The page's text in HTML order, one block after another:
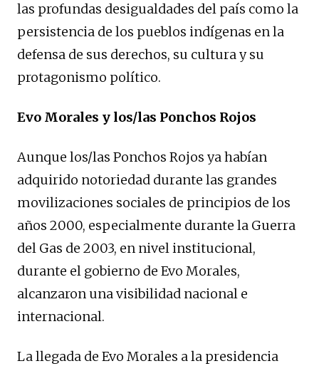
las profundas desigualdades del país como la
persistencia de los pueblos indígenas en la
defensa de sus derechos, su cultura y su
protagonismo político.
Evo Morales y los/las Ponchos Rojos
Aunque los/las Ponchos Rojos ya habían
adquirido notoriedad durante las grandes
movilizaciones sociales de principios de los
años 2000, especialmente durante la Guerra
del Gas de 2003, en nivel institucional,
durante el gobierno de Evo Morales,
alcanzaron una visibilidad nacional e
internacional.
La llegada de Evo Morales a la presidencia